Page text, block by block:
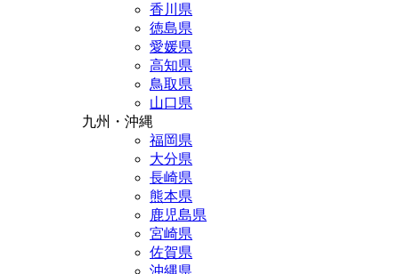
香川県
徳島県
愛媛県
高知県
鳥取県
山口県
九州・沖縄
福岡県
大分県
長崎県
熊本県
鹿児島県
宮崎県
佐賀県